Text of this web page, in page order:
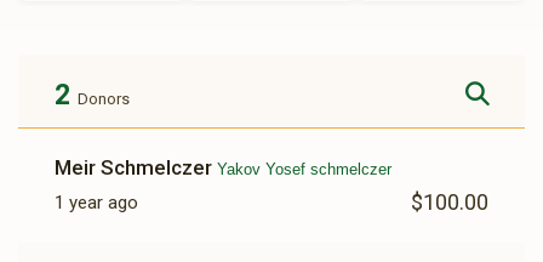
2 Donors
Meir Schmelczer Yakov Yosef schmelczer
1 year ago $100.00